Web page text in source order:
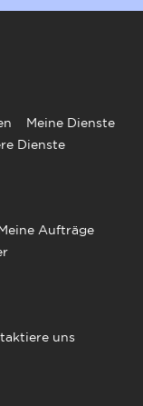
Meine Dienste
Dienste
Aufträge
uns